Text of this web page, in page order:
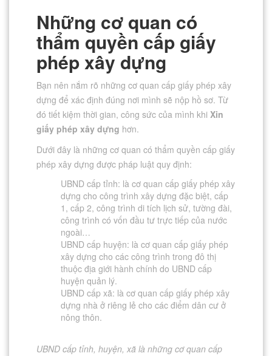
Những cơ quan có
thẩm quyền cấp giấy
phép xây dựng
Bạn nên nắm rõ những cơ quan cấp giấy phép xây
dựng để xác định đúng nơi mình sẽ nộp hồ sơ. Từ
đó tiết kiệm thời gian, công sức của mình khi Xin
giấy phép xây dựng hơn.
Dưới đây là những cơ quan có thẩm quyền cấp giấy
phép xây dựng được pháp luật quy định:
UBND cấp tỉnh: là cơ quan cấp giấy phép xây
dựng cho công trình xây dựng đặc biệt, cấp
1, cấp 2, công trình di tích lịch sử, tường đài,
công trình có vốn đầu tư trực tiếp của nước
ngoài…
UBND cấp huyện: là cơ quan cấp giấy phép
xây dựng cho các công trình trong đô thị
thuộc địa giới hành chính do UBND cấp
huyện quản lý.
UBND cấp xã: là cơ quan cấp giấy phép xây
dựng nhà ở riêng lẻ cho các điểm dân cư ở
nông thôn.
UBND cấp tỉnh, huyện, xã là những cơ quan cấp